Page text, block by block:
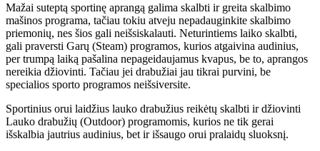
Mažai suteptą sportinę aprangą galima skalbti ir greita skalbimo
mašinos programa, tačiau tokiu atveju nepadauginkite skalbimo
priemonių, nes šios gali neišsiskalauti. Neturintiems laiko skalbti,
gali praversti Garų (Steam) programos, kurios atgaivina audinius,
per trumpą laiką pašalina nepageidaujamus kvapus, be to, aprangos
nereikia džiovinti. Tačiau jei drabužiai jau tikrai purvini, be
specialios sporto programos neišsiversite.
Sportinius orui laidžius lauko drabužius reikėtų skalbti ir džiovinti
Lauko drabužių (Outdoor) programomis, kurios ne tik gerai
išskalbia jautrius audinius, bet ir išsaugo orui pralaidų sluoksnį.